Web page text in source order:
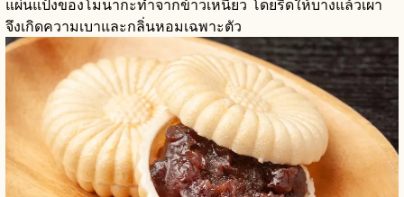
แผ่นแป้งของโมนากะทำจากข้าวเหนียว โดยรีดให้บางแล้วเผา
จึงเกิดความเบาและกลิ่นหอมเฉพาะตัว